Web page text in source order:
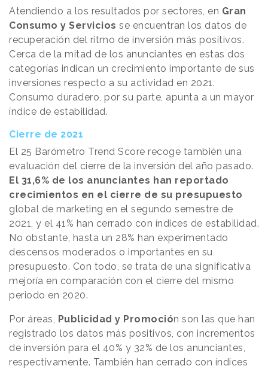
Atendiendo a los resultados por sectores, en Gran
Consumo y Servicios se encuentran los datos de
recuperación del ritmo de inversión más positivos.
Cerca de la mitad de los anunciantes en estas dos
categorías indican un crecimiento importante de sus
inversiones respecto a su actividad en 2021.
Consumo duradero, por su parte, apunta a un mayor
índice de estabilidad.
Cierre de 2021
El 25 Barómetro Trend Score recoge también una
evaluación del cierre de la inversión del año pasado.
El 31,6% de los anunciantes han reportado
crecimientos en el cierre de su presupuesto
global de marketing en el segundo semestre de
2021, y el 41% han cerrado con índices de estabilidad.
No obstante, hasta un 28% han experimentado
descensos moderados o importantes en su
presupuesto. Con todo, se trata de una significativa
mejoría en comparación con el cierre del mismo
periodo en 2020.
Por áreas, Publicidad y Promoción son las que han
registrado los datos más positivos, con incrementos
de inversión para el 40% y 32% de los anunciantes,
respectivamente. También han cerrado con índices